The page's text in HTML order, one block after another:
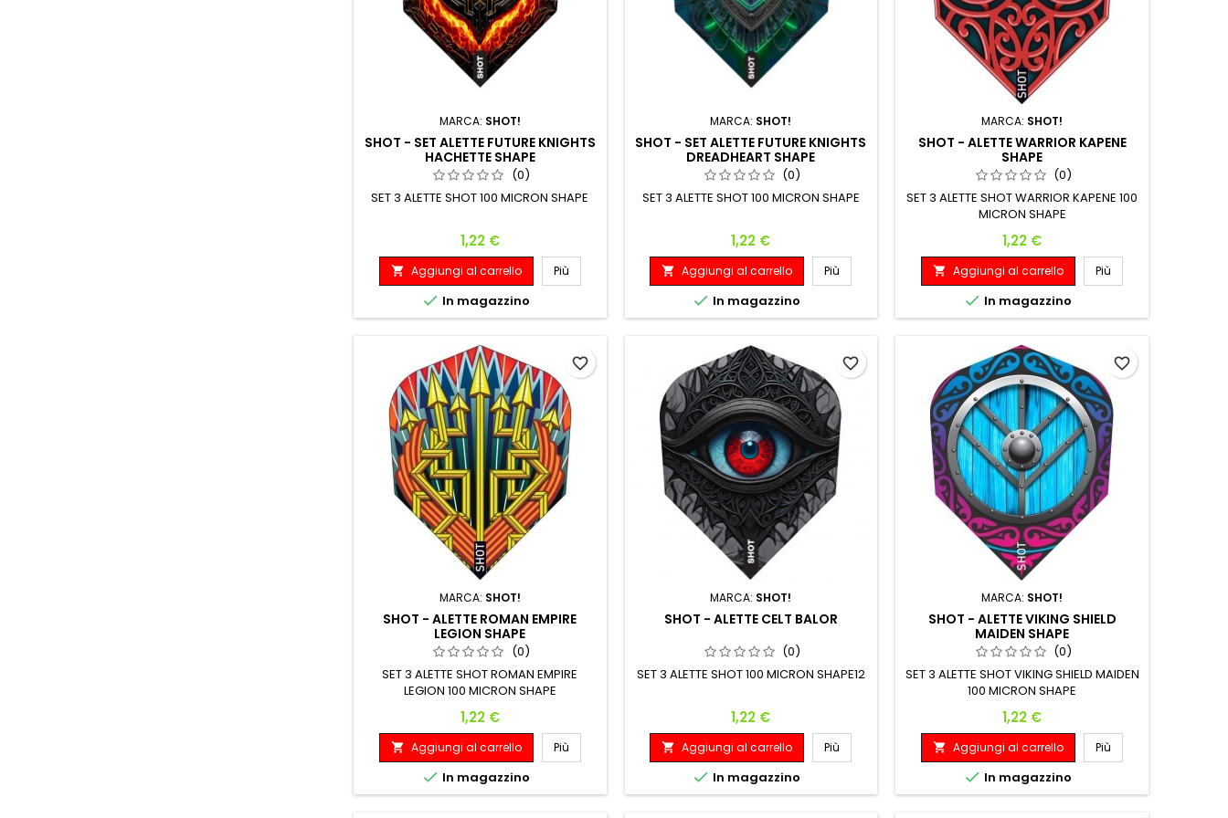
MARCA: SHOT!
SHOT - SET ALETTE FUTURE KNIGHTS
HACHETTE SHAPE
(0)
SET 3 ALETTE SHOT 100 MICRON SHAPE
Prezzo
1,22 €
 Aggiungi al carrello Più
 In magazzino
MARCA: SHOT!
SHOT - SET ALETTE FUTURE KNIGHTS
DREADHEART SHAPE
(0)
SET 3 ALETTE SHOT 100 MICRON SHAPE
Prezzo
1,22 €
 Aggiungi al carrello Più
 In magazzino
MARCA: SHOT!
SHOT - ALETTE WARRIOR KAPENE
SHAPE
(0)
SET 3 ALETTE SHOT WARRIOR KAPENE 100
MICRON SHAPE
Prezzo
1,22 €
 Aggiungi al carrello Più
 In magazzino
MARCA: SHOT!
SHOT - ALETTE ROMAN EMPIRE
LEGION SHAPE
(0)
SET 3 ALETTE SHOT ROMAN EMPIRE
LEGION 100 MICRON SHAPE
Prezzo
1,22 €
 Aggiungi al carrello Più
 In magazzino
favorite_border
MARCA: SHOT!
SHOT - ALETTE CELT BALOR
(0)
SET 3 ALETTE SHOT 100 MICRON SHAPE12
Prezzo
1,22 €
 Aggiungi al carrello Più
 In magazzino
favorite_border
MARCA: SHOT!
SHOT - ALETTE VIKING SHIELD
MAIDEN SHAPE
(0)
SET 3 ALETTE SHOT VIKING SHIELD MAIDEN
100 MICRON SHAPE
Prezzo
1,22 €
 Aggiungi al carrello Più
 In magazzino
favorite_border